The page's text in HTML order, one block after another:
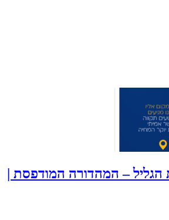
הגליל – המהדורה המודפסת |